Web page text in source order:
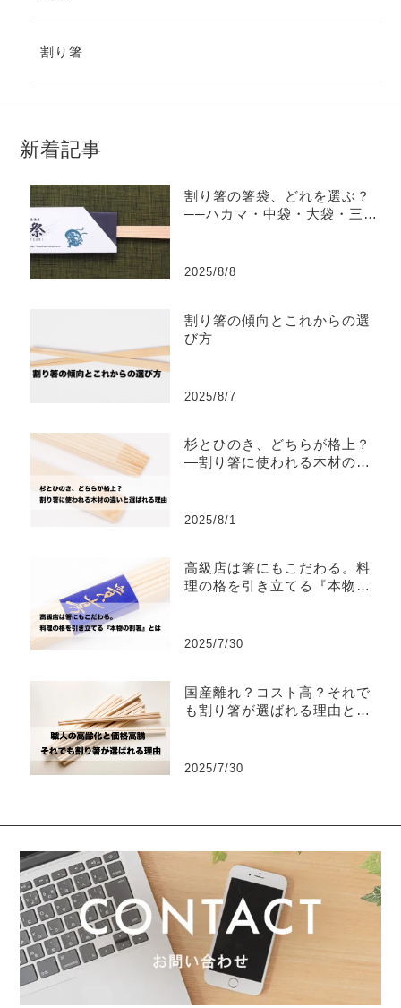
割り箸
新着記事
割り箸の箸袋、どれを選ぶ？
──ハカマ・中袋・大袋・三つ
2025/8/8
割り箸の傾向とこれからの選
び方
2025/8/7
杉とひのき、どちらが格上？
―割り箸に使われる木材の違
2025/8/1
高級店は箸にもこだわる。料
理の格を引き立てる『本物の
2025/7/30
国産離れ？コスト高？それで
も割り箸が選ばれる理由とは
2025/7/30